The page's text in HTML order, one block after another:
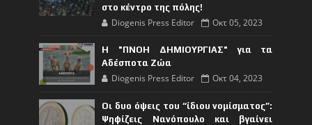
στο κέντρο της πόλης!
Diogenis Press Editor Οκτ 05, 2023
Η "ΠΝΟΗ ΔΗΜΙΟΥΡΓΙΑΣ" για τα
Αδέσποτα Ζώα
Diogenis Press Editor Οκτ 04, 2023
Οι δυο όψεις του “ίδιου νομίσματος”:
Ψηφίζεις Νανόπουλο και βγαίνει